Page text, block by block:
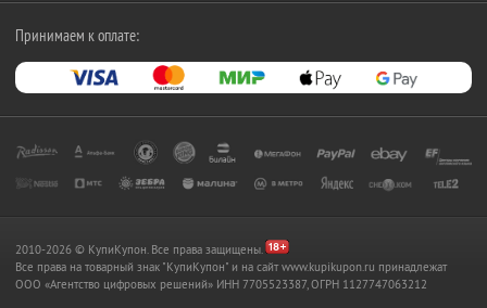
Принимаем к оплате:
2010-2026 © КупиКупон. Все права защищены.
Все права на товарный знак "КупиКупон" и на сайт www.kupikupon.ru принадлежат
OOO «Агентство цифровых решений» ИНН 7705523387, ОГРН 1127747063212